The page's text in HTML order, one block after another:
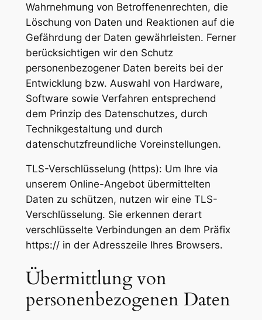
Wahrnehmung von Betroffenenrechten, die
Löschung von Daten und Reaktionen auf die
Gefährdung der Daten gewährleisten. Ferner
berücksichtigen wir den Schutz
personenbezogener Daten bereits bei der
Entwicklung bzw. Auswahl von Hardware,
Software sowie Verfahren entsprechend
dem Prinzip des Datenschutzes, durch
Technikgestaltung und durch
datenschutzfreundliche Voreinstellungen.
TLS-Verschlüsselung (https): Um Ihre via
unserem Online-Angebot übermittelten
Daten zu schützen, nutzen wir eine TLS-
Verschlüsselung. Sie erkennen derart
verschlüsselte Verbindungen an dem Präfix
https:// in der Adresszeile Ihres Browsers.
Übermittlung von
personenbezogenen Daten